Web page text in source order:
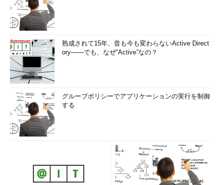
熟成されて15年、昔も今も変わらないActive Direct
ory――でも、なぜ“Active”なの？
グループポリシーでアプリケーションの実行を制御
する